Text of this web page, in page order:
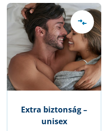
Extra biztonság –
unisex